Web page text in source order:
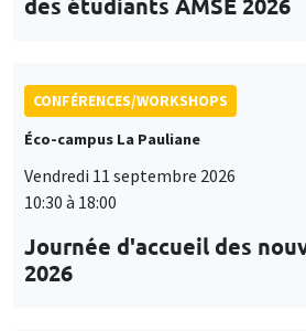
CONFÉRENCES/WORKSHOPS
Éco-campus La Pauliane
Vendredi 11 septembre 2026
10:30 à 18:00
Journée d'accueil des
2026